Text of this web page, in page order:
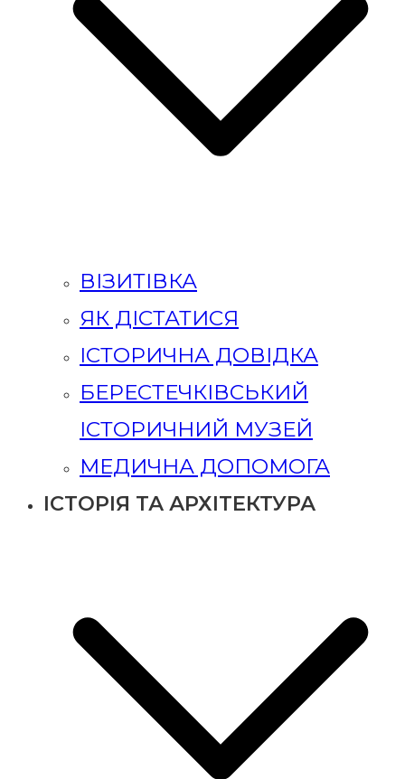
ВІЗИТІВКА
ЯК ДІСТАТИСЯ
ІСТОРИЧНА ДОВІДКА
БЕРЕСТЕЧКІВСЬКИЙ
ІСТОРИЧНИЙ МУЗЕЙ
МЕДИЧНА ДОПОМОГА
ІСТОРІЯ ТА АРХІТЕКТУРА